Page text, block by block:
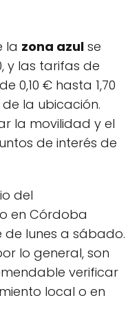
la zona azul se
y las tarifas de
0,10 € hasta 1,70
la ubicación.
la movilidad y el
de interés de
del
en Córdoba
de lunes a sábado.
lo general, son
verificar
local o en